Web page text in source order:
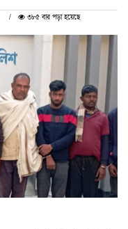
৩৮৫ বার পড়া হয়েছে